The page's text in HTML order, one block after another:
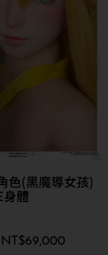
色(黑魔導女孩)
身體
NT$69,000